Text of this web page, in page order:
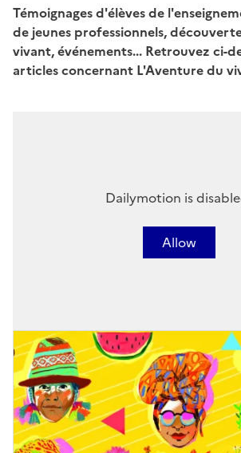
Témoignages d'élèves de
de jeunes professionnels,
vivant, événements... Retrouvez ci-
articles concernant L'Aventure du
Dailymotion is
Allow